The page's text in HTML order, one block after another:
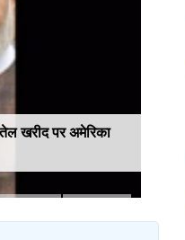
खरीद पर अमेरिका